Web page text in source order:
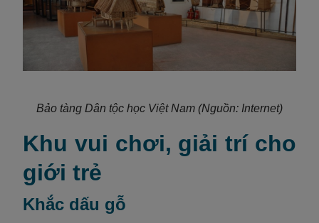
Bảo tàng Dân tộc học Việt Nam (Nguồn: Internet)
Khu vui chơi, giải trí cho
giới trẻ
Khắc dấu gỗ